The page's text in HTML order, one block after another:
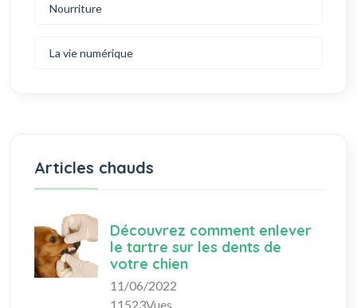
Nourriture
La vie numérique
Articles chauds
Découvrez comment enlever
le tartre sur les dents de
votre chien
11/06/2022
11523Vues